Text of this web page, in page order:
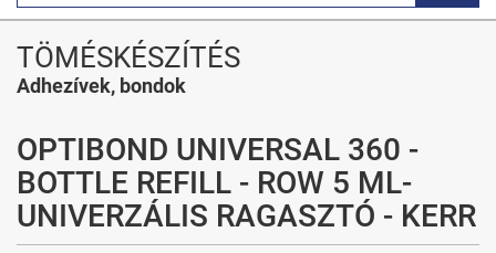
TÖMÉSKÉSZÍTÉS
Adhezívek, bondok
OPTIBOND UNIVERSAL 360 -
BOTTLE REFILL - ROW 5 ML-
UNIVERZÁLIS RAGASZTÓ - KERR